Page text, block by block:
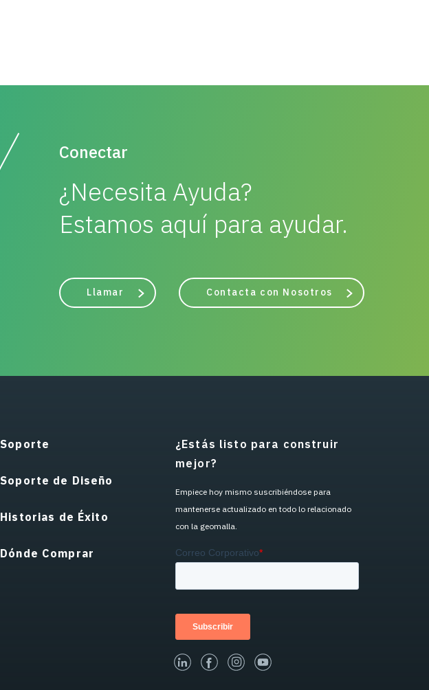
Conectar
¿Necesita Ayuda?
Estamos aquí para ayudar.
Llamar Contacta con Nosotros
Soporte
Soporte de Diseño
Historias de Éxito
Dónde Comprar
¿Estás listo para construir
mejor?
Empiece hoy mismo suscribiéndose para
mantenerse actualizado en todo lo relacionado
con la geomalla.
linked-infacebook
instagram
youtube